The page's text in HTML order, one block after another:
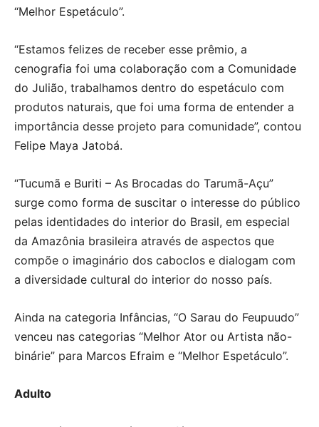
“Melhor Espetáculo”.
“Estamos felizes de receber esse prêmio, a
cenografia foi uma colaboração com a Comunidade
do Julião, trabalhamos dentro do espetáculo com
produtos naturais, que foi uma forma de entender a
importância desse projeto para comunidade”, contou
Felipe Maya Jatobá.
“Tucumã e Buriti – As Brocadas do Tarumã-Açu”
surge como forma de suscitar o interesse do público
pelas identidades do interior do Brasil, em especial
da Amazônia brasileira através de aspectos que
compõe o imaginário dos caboclos e dialogam com
a diversidade cultural do interior do nosso país.
Ainda na categoria Infâncias, “O Sarau do Feupuudo”
venceu nas categorias “Melhor Ator ou Artista não-
binárie” para Marcos Efraim e “Melhor Espetáculo”.
Adulto